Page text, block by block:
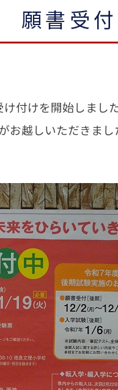
願書受
付けを開始しまし
お越しいただきま